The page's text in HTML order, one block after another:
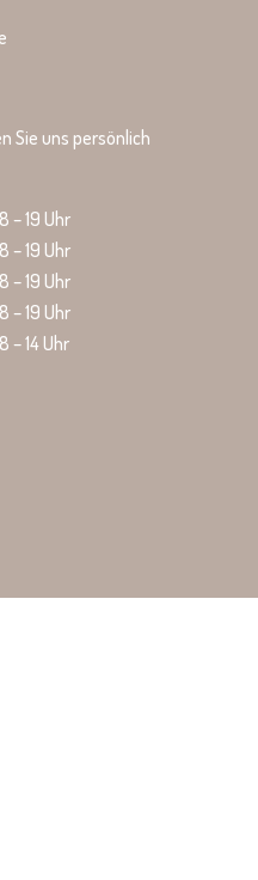
Sie uns persönlich
– 19 Uhr
– 19 Uhr
– 19 Uhr
– 19 Uhr
– 14 Uhr